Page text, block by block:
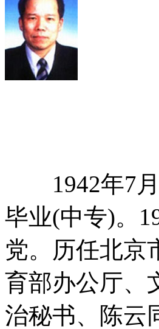
许永跃
1942年7月
毕业(中专)。
党。历任北京
育部办公厅、
治秘书、陈云